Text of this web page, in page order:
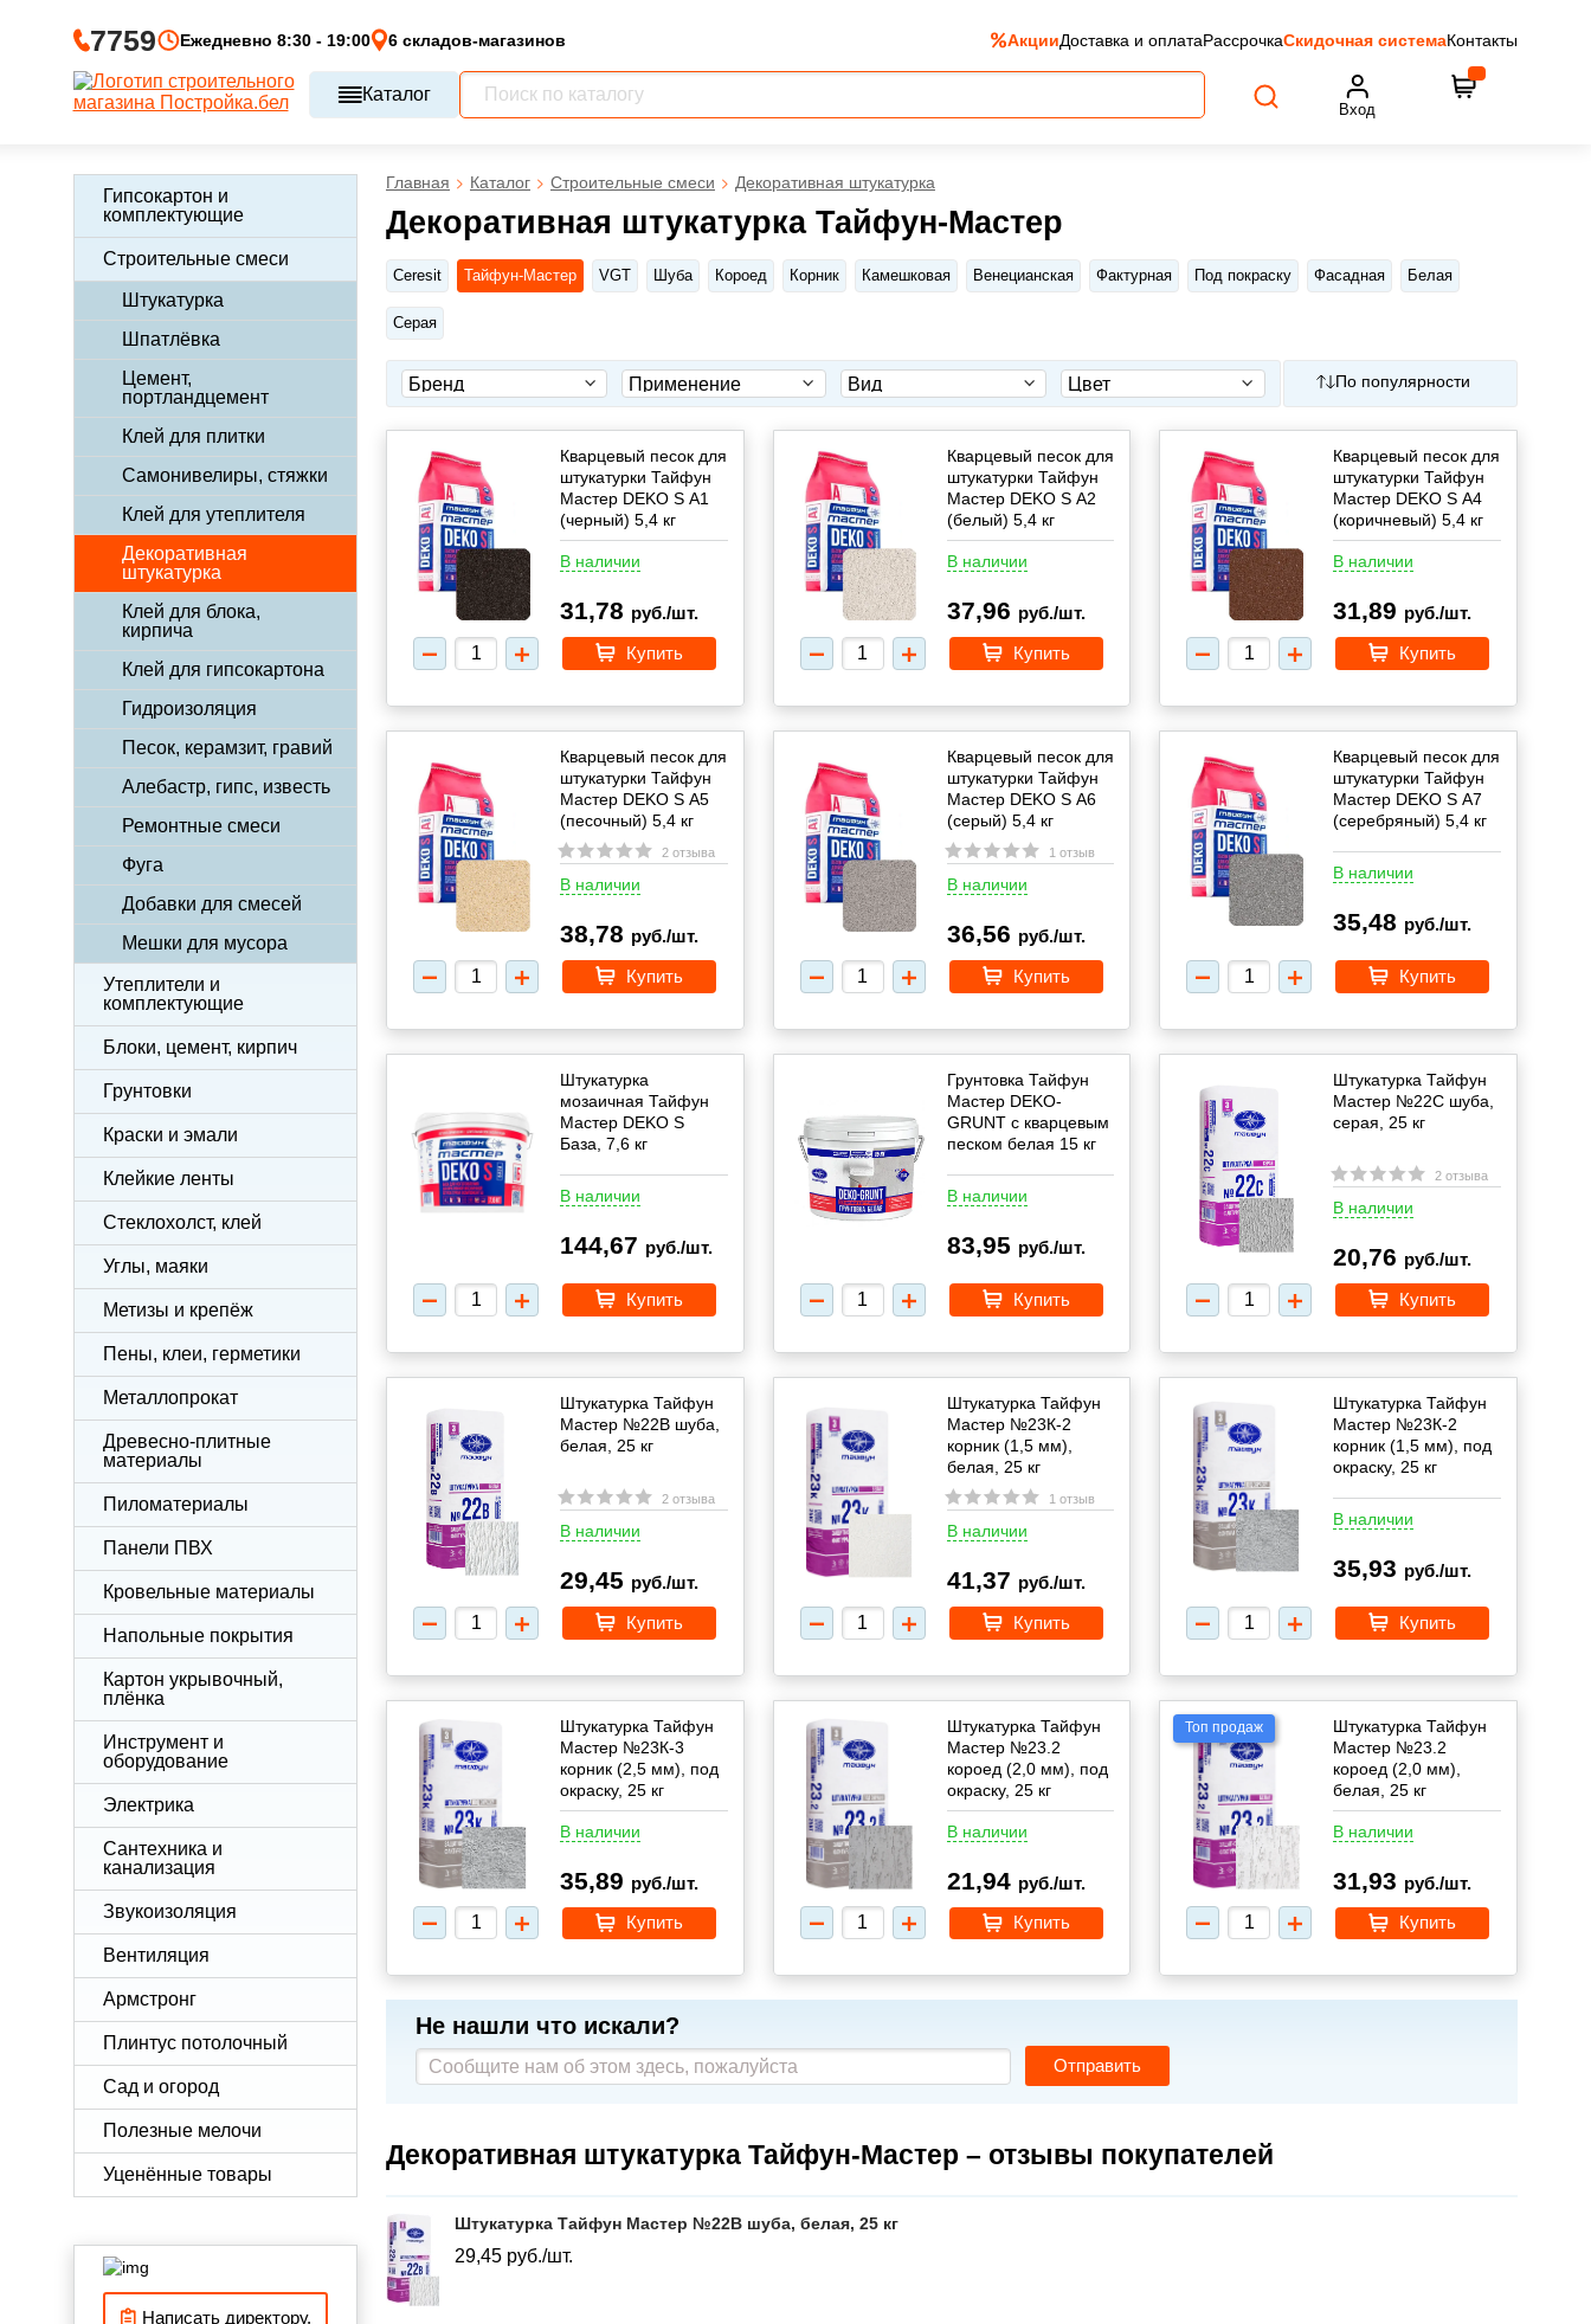
7759 Ежедневно 8:30 - 19:00 6 складов-магазинов АкцииДоставка и оплатаРассрочкаСкидочная системаКонтакты
Каталог
Вход
Гипсокартон и
комплектующие
Строительные смеси
Штукатурка
Шпатлёвка
Цемент,
портландцемент
Клей для плитки
Самонивелиры, стяжки
Клей для утеплителя
Декоративная
штукатурка
Клей для блока,
кирпича
Клей для гипсокартона
Гидроизоляция
Песок, керамзит, гравий
Алебастр, гипс, известь
Ремонтные смеси
Фуга
Добавки для смесей
Мешки для мусора
Утеплители и
комплектующие
Блоки, цемент, кирпич
Грунтовки
Краски и эмали
Клейкие ленты
Стеклохолст, клей
Углы, маяки
Метизы и крепёж
Пены, клеи, герметики
Металлопрокат
Древесно-плитные
материалы
Пиломатериалы
Панели ПВХ
Кровельные материалы
Напольные покрытия
Картон укрывочный,
плёнка
Инструмент и
оборудование
Электрика
Сантехника и
канализация
Звукоизоляция
Вентиляция
Армстронг
Плинтус потолочный
Сад и огород
Полезные мелочи
Уценённые товары
Написать директору.
Главная Каталог Строительные смеси Декоративная штукатурка
Декоративная штукатурка Тайфун-Мастер
Ceresit Тайфун-Мастер VGT Шуба Короед Корник Камешковая Венецианская Фактурная Под покраску Фасадная Белая
Серая
По популярности
Кварцевый песок для
штукатурки Тайфун
Мастер DEKO S А1
(черный) 5,4 кг
В наличии
31,78 руб./шт.
Купить
Кварцевый песок для
штукатурки Тайфун
Мастер DEKO S А2
(белый) 5,4 кг
В наличии
37,96 руб./шт.
Купить
Кварцевый песок для
штукатурки Тайфун
Мастер DEKO S А4
(коричневый) 5,4 кг
В наличии
31,89 руб./шт.
Купить
Кварцевый песок для
штукатурки Тайфун
Мастер DEKO S А5
(песочный) 5,4 кг
2 отзыва
В наличии
38,78 руб./шт.
Купить
Кварцевый песок для
штукатурки Тайфун
Мастер DEKO S А6
(серый) 5,4 кг
1 отзыв
В наличии
36,56 руб./шт.
Купить
Кварцевый песок для
штукатурки Тайфун
Мастер DEKO S А7
(серебряный) 5,4 кг
В наличии
35,48 руб./шт.
Купить
Штукатурка
мозаичная Тайфун
Мастер DEKO S
База, 7,6 кг
В наличии
144,67 руб./шт.
Купить
Грунтовка Тайфун
Мастер DEKO-
GRUNT с кварцевым
песком белая 15 кг
В наличии
83,95 руб./шт.
Купить
Штукатурка Тайфун
Мастер №22С шуба,
серая, 25 кг
2 отзыва
В наличии
20,76 руб./шт.
Купить
Штукатурка Тайфун
Мастер №22В шуба,
белая, 25 кг
2 отзыва
В наличии
29,45 руб./шт.
Купить
Штукатурка Тайфун
Мастер №23К-2
корник (1,5 мм),
белая, 25 кг
1 отзыв
В наличии
41,37 руб./шт.
Купить
Штукатурка Тайфун
Мастер №23К-2
корник (1,5 мм), под
окраску, 25 кг
В наличии
35,93 руб./шт.
Купить
Штукатурка Тайфун
Мастер №23К-3
корник (2,5 мм), под
окраску, 25 кг
В наличии
35,89 руб./шт.
Купить
Штукатурка Тайфун
Мастер №23.2
короед (2,0 мм), под
окраску, 25 кг
В наличии
21,94 руб./шт.
Купить
Топ продаж
Штукатурка Тайфун
Мастер №23.2
короед (2,0 мм),
белая, 25 кг
В наличии
31,93 руб./шт.
Купить
Не нашли что искали?
Отправить
Декоративная штукатурка Тайфун-Мастер – отзывы покупателей
Штукатурка Тайфун Мастер №22В шуба, белая, 25 кг
29,45 руб./шт.